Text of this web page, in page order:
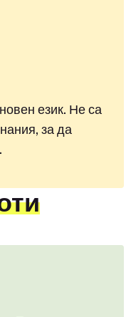
език. Не са
за да